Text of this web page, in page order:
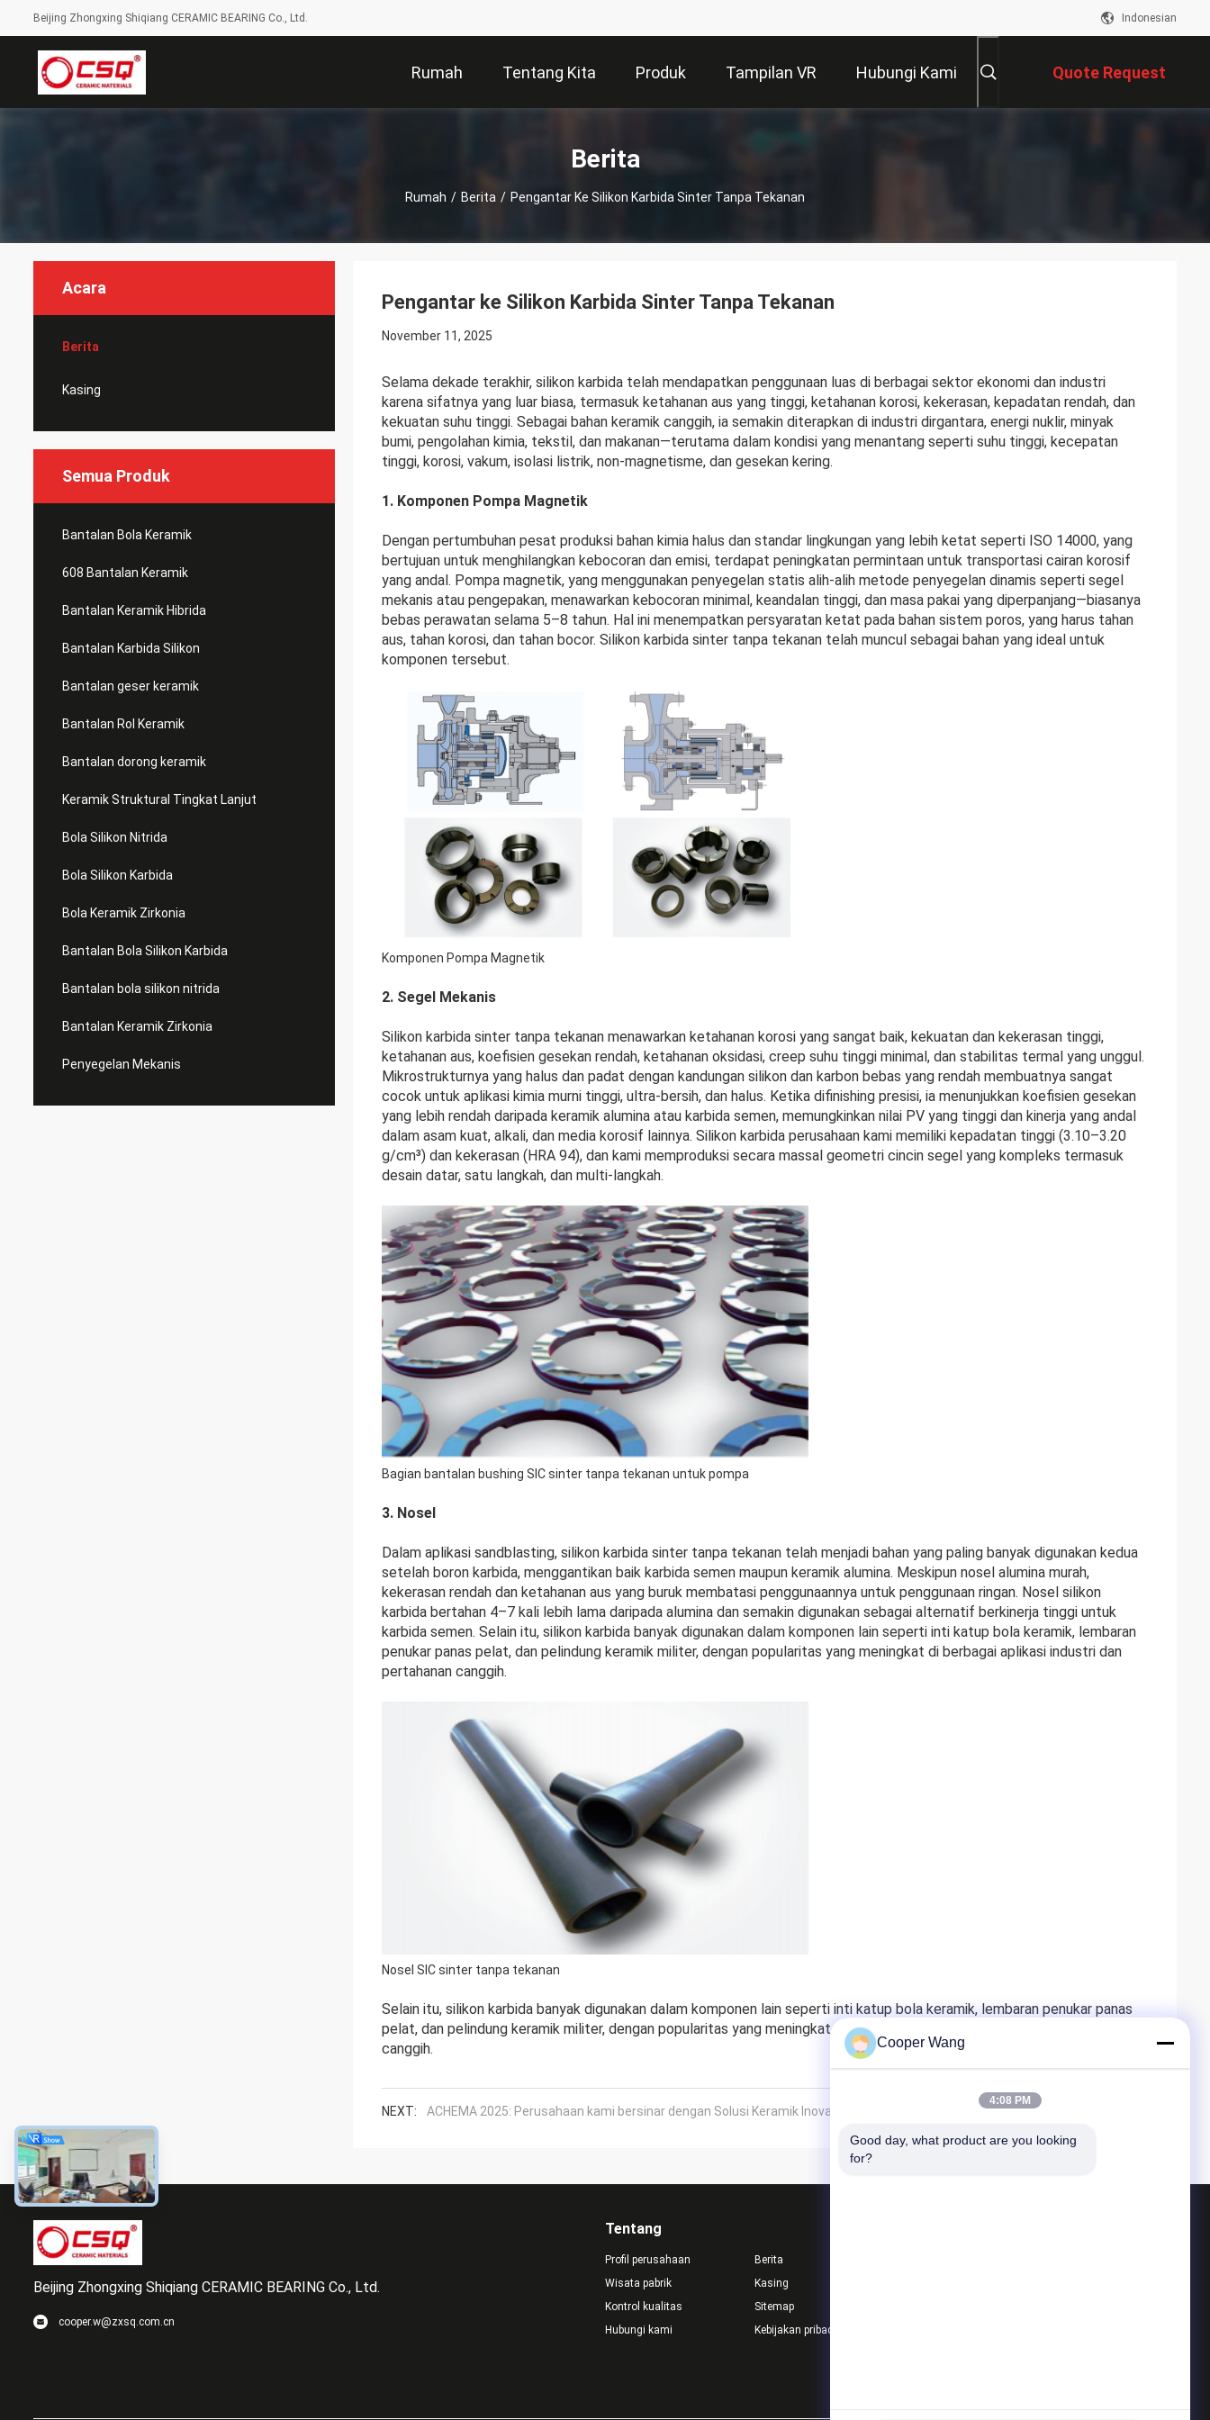
Beijing Zhongxing Shiqiang CERAMIC BEARING Co., Ltd. Indonesian
Rumah Tentang Kita Produk Tampilan VR Hubungi Kami Quote Request
Berita
Rumah / Berita / Pengantar Ke Silikon Karbida Sinter Tanpa Tekanan
Acara
Berita
Kasing
Semua Produk
Bantalan Bola Keramik
608 Bantalan Keramik
Bantalan Keramik Hibrida
Bantalan Karbida Silikon
Bantalan geser keramik
Bantalan Rol Keramik
Bantalan dorong keramik
Keramik Struktural Tingkat Lanjut
Bola Silikon Nitrida
Bola Silikon Karbida
Bola Keramik Zirkonia
Bantalan Bola Silikon Karbida
Bantalan bola silikon nitrida
Bantalan Keramik Zirkonia
Penyegelan Mekanis
Pengantar ke Silikon Karbida Sinter Tanpa Tekanan
November 11, 2025
Selama dekade terakhir, silikon karbida telah mendapatkan penggunaan luas di berbagai sektor ekonomi dan industri
karena sifatnya yang luar biasa, termasuk ketahanan aus yang tinggi, ketahanan korosi, kekerasan, kepadatan rendah, dan
kekuatan suhu tinggi. Sebagai bahan keramik canggih, ia semakin diterapkan di industri dirgantara, energi nuklir, minyak
bumi, pengolahan kimia, tekstil, dan makanan—terutama dalam kondisi yang menantang seperti suhu tinggi, kecepatan
tinggi, korosi, vakum, isolasi listrik, non-magnetisme, dan gesekan kering.
1. Komponen Pompa Magnetik
Dengan pertumbuhan pesat produksi bahan kimia halus dan standar lingkungan yang lebih ketat seperti ISO 14000, yang
bertujuan untuk menghilangkan kebocoran dan emisi, terdapat peningkatan permintaan untuk transportasi cairan korosif
yang andal. Pompa magnetik, yang menggunakan penyegelan statis alih-alih metode penyegelan dinamis seperti segel
mekanis atau pengepakan, menawarkan kebocoran minimal, keandalan tinggi, dan masa pakai yang diperpanjang—biasanya
bebas perawatan selama 5–8 tahun. Hal ini menempatkan persyaratan ketat pada bahan sistem poros, yang harus tahan
aus, tahan korosi, dan tahan bocor. Silikon karbida sinter tanpa tekanan telah muncul sebagai bahan yang ideal untuk
komponen tersebut.
Komponen Pompa Magnetik
2. Segel Mekanis
Silikon karbida sinter tanpa tekanan menawarkan ketahanan korosi yang sangat baik, kekuatan dan kekerasan tinggi,
ketahanan aus, koefisien gesekan rendah, ketahanan oksidasi, creep suhu tinggi minimal, dan stabilitas termal yang unggul.
Mikrostrukturnya yang halus dan padat dengan kandungan silikon dan karbon bebas yang rendah membuatnya sangat
cocok untuk aplikasi kimia murni tinggi, ultra-bersih, dan halus. Ketika difinishing presisi, ia menunjukkan koefisien gesekan
yang lebih rendah daripada keramik alumina atau karbida semen, memungkinkan nilai PV yang tinggi dan kinerja yang andal
dalam asam kuat, alkali, dan media korosif lainnya. Silikon karbida perusahaan kami memiliki kepadatan tinggi (3.10–3.20
g/cm³) dan kekerasan (HRA 94), dan kami memproduksi secara massal geometri cincin segel yang kompleks termasuk
desain datar, satu langkah, dan multi-langkah.
Bagian bantalan bushing SIC sinter tanpa tekanan untuk pompa
3. Nosel
Dalam aplikasi sandblasting, silikon karbida sinter tanpa tekanan telah menjadi bahan yang paling banyak digunakan kedua
setelah boron karbida, menggantikan baik karbida semen maupun keramik alumina. Meskipun nosel alumina murah,
kekerasan rendah dan ketahanan aus yang buruk membatasi penggunaannya untuk penggunaan ringan. Nosel silikon
karbida bertahan 4–7 kali lebih lama daripada alumina dan semakin digunakan sebagai alternatif berkinerja tinggi untuk
karbida semen. Selain itu, silikon karbida banyak digunakan dalam komponen lain seperti inti katup bola keramik, lembaran
penukar panas pelat, dan pelindung keramik militer, dengan popularitas yang meningkat di berbagai aplikasi industri dan
pertahanan canggih.
Nosel SIC sinter tanpa tekanan
Selain itu, silikon karbida banyak digunakan dalam komponen lain seperti inti katup bola keramik, lembaran penukar panas
pelat, dan pelindung keramik militer, dengan popularitas yang meningkat di berbagai aplikasi industri dan pertahanan
canggih.
NEXT: ACHEMA 2025: Perusahaan kami bersinar dengan Solusi Keramik Inovatif di Acara Industri Kimia Premier Asia di Shanghai
Beijing Zhongxing Shiqiang CERAMIC BEARING Co., Ltd.
cooper.w@zxsq.com.cn
Tentang
Profil perusahaan
Wisata pabrik
Kontrol kualitas
Hubungi kami
Berita
Kasing
Sitemap
Kebijakan pribadi
Cooper Wang
4:08 PM
Good day, what product are you looking
for?